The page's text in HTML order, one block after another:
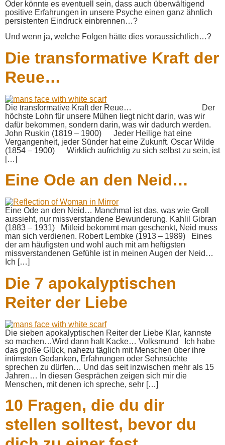
Oder könnte es eventuell sein, dass auch überwältigend
positive Erfahrungen in unsere Psyche einen ganz ähnlich
persistenten Eindruck einbrennen…?
Und wenn ja, welche Folgen hätte dies voraussichtlich…?
Die transformative Kraft der
Reue…
Die transformative Kraft der Reue… Der
höchste Lohn für unsere Mühen liegt nicht darin, was wir
dafür bekommen, sondern darin, was wir dadurch werden.
John Ruskin (1819 – 1900) Jeder Heilige hat eine
Vergangenheit, jeder Sünder hat eine Zukunft. Oscar Wilde
(1854 – 1900) Wirklich aufrichtig zu sich selbst zu sein, ist
[…]
Eine Ode an den Neid…
Eine Ode an den Neid… Manchmal ist das, was wie Groll
aussieht, nur missverstandene Bewunderung. Kahlil Gibran
(1883 – 1931) Mitleid bekommt man geschenkt, Neid muss
man sich verdienen. Robert Lembke (1913 – 1989) Eines
der am häufigsten und wohl auch mit am heftigsten
missverstandenen Gefühle ist in meinen Augen der Neid…
Ich […]
Die 7 apokalyptischen
Reiter der Liebe
Die sieben apokalyptischen Reiter der Liebe Klar, kannste
so machen…Wird dann halt Kacke… Volksmund Ich habe
das große Glück, nahezu täglich mit Menschen über ihre
intimsten Gedanken, Erfahrungen oder Sehnsüchte
sprechen zu dürfen… Und das seit inzwischen mehr als 15
Jahren… In diesen Gesprächen zeigen sich mir die
Menschen, mit denen ich spreche, sehr […]
10 Fragen, die du dir
stellen solltest, bevor du